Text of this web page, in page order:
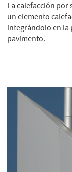
La calefacción por
un elemento
integrándolo en la
pavimento.